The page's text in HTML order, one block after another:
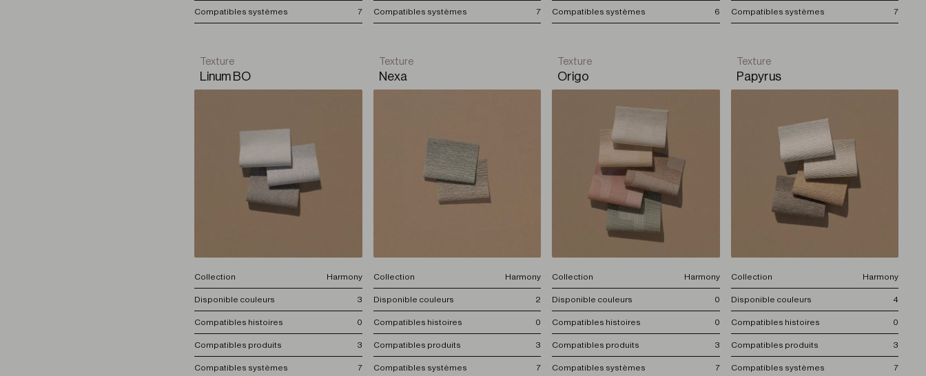
Compatibles systèmes 7 Compatibles systèmes 7 Compatibles systèmes 6 Compatibles systèmes 7
Texture
Linum BO
Collection Harmony
Disponible couleurs 3
Compatibles histoires 0
Compatibles produits 3
Compatibles systèmes 7
Texture
Nexa
Collection Harmony
Disponible couleurs 2
Compatibles histoires 0
Compatibles produits 3
Compatibles systèmes 7
Texture
Origo
Collection Harmony
Disponible couleurs 0
Compatibles histoires 0
Compatibles produits 3
Compatibles systèmes 7
Texture
Papyrus
Collection Harmony
Disponible couleurs 4
Compatibles histoires 0
Compatibles produits 3
Compatibles systèmes 7